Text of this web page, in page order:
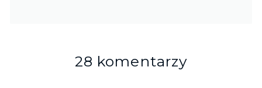
28 komentarzy